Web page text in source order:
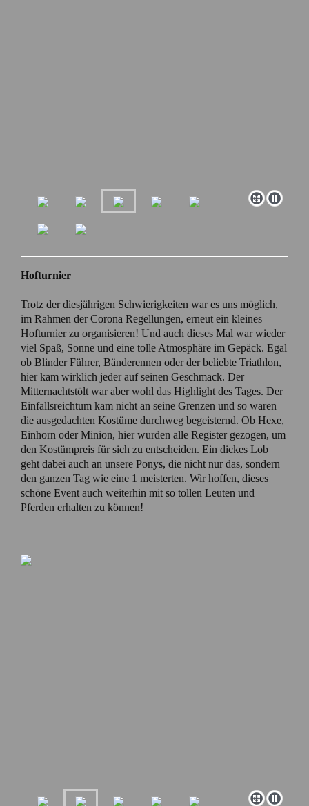
Hofturnier
Trotz der diesjährigen Schwierigkeiten war es uns möglich,
im Rahmen der Corona Regellungen, erneut ein kleines
Hofturnier zu organisieren! Und auch dieses Mal war wieder
viel Spaß, Sonne und eine tolle Atmosphäre im Gepäck. Egal
ob Blinder Führer, Bänderennen oder der beliebte Triathlon,
hier kam wirklich jeder auf seinen Geschmack. Der
Mitternachtstölt war aber wohl das Highlight des Tages. Der
Einfallsreichtum kam nicht an seine Grenzen und so waren
die ausgedachten Kostüme durchweg begeisternd. Ob Hexe,
Einhorn oder Minion, hier wurden alle Register gezogen, um
den Kostümpreis für sich zu entscheiden. Ein dickes Lob
geht dabei auch an unsere Ponys, die nicht nur das, sondern
den ganzen Tag wie eine 1 meisterten. Wir hoffen, dieses
schöne Event auch weiterhin mit so tollen Leuten und
Pferden erhalten zu können!